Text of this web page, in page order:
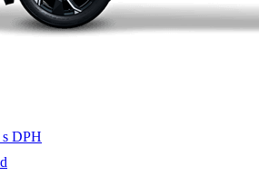
DPH